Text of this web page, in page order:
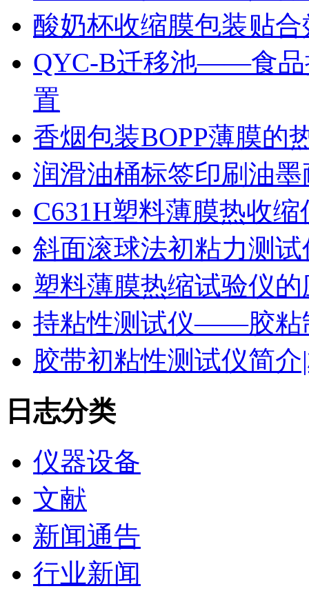
酸奶杯收缩膜包装贴
QYC-B迁移池——食品
置
香烟包装BOPP薄膜的
润滑油桶标签印刷油
C631H塑料薄膜热收
斜面滚球法初粘力测
塑料薄膜热缩试验仪
持粘性测试仪——胶粘
胶带初粘性测试仪简
日志分类
仪器设备
文献
新闻通告
行业新闻